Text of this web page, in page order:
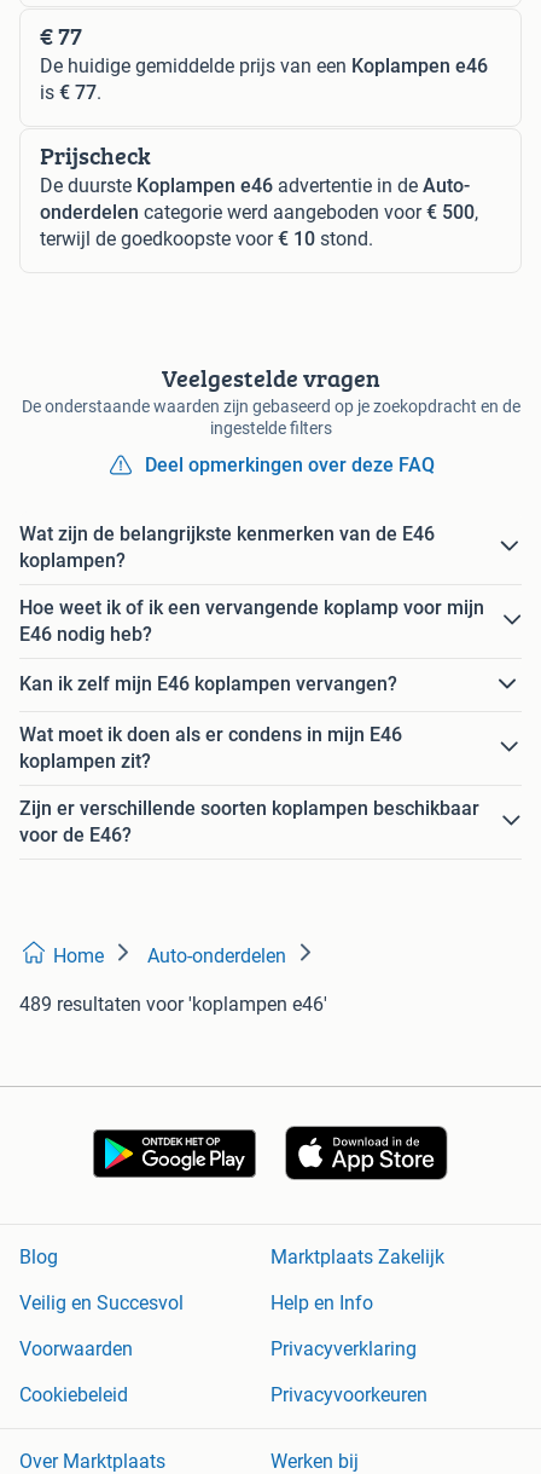
€ 77
De huidige gemiddelde prijs van een Koplampen e46
is € 77.
Prijscheck
De duurste Koplampen e46 advertentie in de Auto-
onderdelen categorie werd aangeboden voor€ 500,
terwijl de goedkoopste voor€ 10 stond.
Veelgestelde vragen
De onderstaande waarden zijn gebaseerd op je zoekopdracht en de
ingestelde filters
Deel opmerkingen over deze FAQ
Wat zijn de belangrijkste kenmerken van de E46
koplampen?
Hoe weet ik of ik een vervangende koplamp voor mijn
E46 nodig heb?
Kan ik zelf mijn E46 koplampen vervangen?
Wat moet ik doen als er condens in mijn E46
koplampen zit?
Zijn er verschillende soorten koplampen beschikbaar
voor de E46?
Home Auto-onderdelen
489 resultaten voor 'koplampen e46'
Blog
Marktplaats Zakelijk
Veilig en Succesvol
Help en Info
Voorwaarden
Privacyverklaring
Cookiebeleid
Privacyvoorkeuren
Over Marktplaats Werken bij